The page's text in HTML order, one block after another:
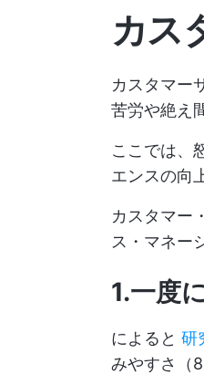
カス
カスタマー
苦労や絶え
ここでは、
エンスの向
カスタマー
ス・マネー
1.一度
によると 研
みやすさ（